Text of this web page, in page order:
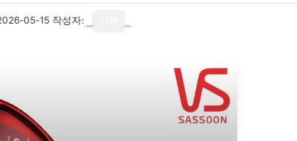
05-15 작성자: